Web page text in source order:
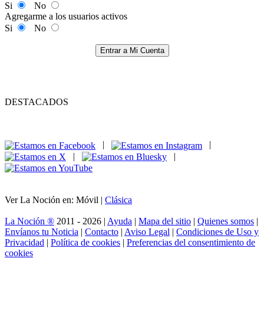
Si
No
Agregarme a los usuarios activos
Si
No
Entrar a Mi Cuenta
DESTACADOS
|
|
Ver La Noción en: Móvil | Clásica
La Noción ® 2011 - 2026 | Ayuda | Mapa del sitio | Quienes somos |
Envíanos tu Noticia | Contacto | Aviso Legal | Condiciones de Uso y
Privacidad | Política de cookies | Preferencias del consentimiento de
cookies